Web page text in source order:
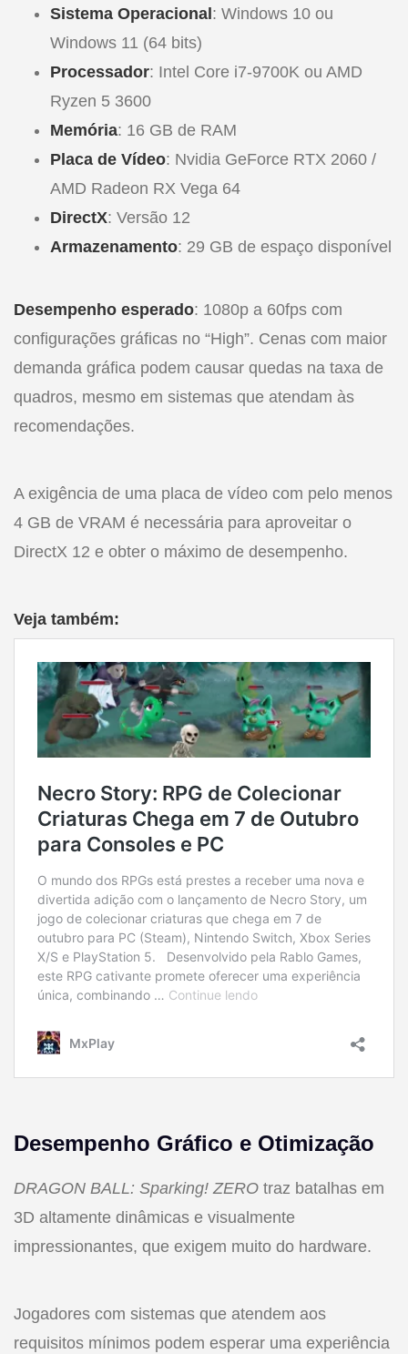
Sistema Operacional : Windows 10 ou
Windows 11 (64 bits)
Processador: Intel Core i7-9700K ou AMD
Ryzen 5 3600
Memória: 16 GB de RAM
Placa de Vídeo: Nvidia GeForce RTX 2060 /
AMD Radeon RX Vega 64
DirectX: Versão 12
Armazenamento: 29 GB de espaço disponível
Desempenho esperado: 1080p a 60fps com
configurações gráficas no “High”. Cenas com maior
demanda gráfica podem causar quedas na taxa de
quadros, mesmo em sistemas que atendam às
recomendações.
A exigência de uma placa de vídeo com pelo menos
4 GB de VRAM é necessária para aproveitar o
DirectX 12 e obter o máximo de desempenho.
Veja também:
Desempenho Gráfico e Otimização
DRAGON BALL: Sparking! ZERO traz batalhas em
3D altamente dinâmicas e visualmente
impressionantes, que exigem muito do hardware.
Jogadores com sistemas que atendem aos
requisitos mínimos podem esperar uma experiência